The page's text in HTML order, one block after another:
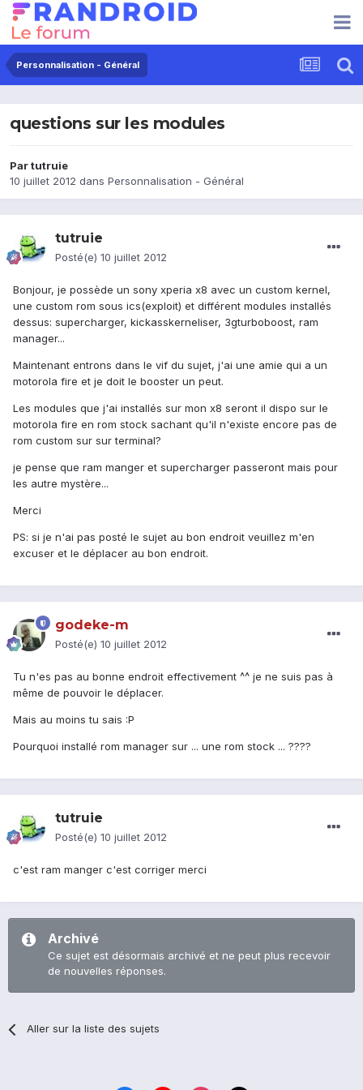
Personnalisation - Général
questions sur les modules
Partutruie
10 juillet 2012 dans Personnalisation - Général
tutruie
Posté(e) 10 juillet 2012
Bonjour, je possède un sony xperia x8 avec un custom kernel,
une custom rom sous ics(exploit) et différent modules installés
dessus: supercharger, kickasskerneliser, 3gturboboost, ram
manager...
Maintenant entrons dans le vif du sujet, j'ai une amie qui a un
motorola fire et je doit le booster un peut.
Les modules que j'ai installés sur mon x8 seront il dispo sur le
motorola fire en rom stock sachant qu'il n'existe encore pas de
rom custom sur sur terminal?
je pense que ram manger et supercharger passeront mais pour
les autre mystère...
Merci
PS: si je n'ai pas posté le sujet au bon endroit veuillez m'en
excuser et le déplacer au bon endroit.
godeke-m
Posté(e) 10 juillet 2012
Tu n'es pas au bonne endroit effectivement ^^ je ne suis pas à
même de pouvoir le déplacer.
Mais au moins tu sais :P
Pourquoi installé rom manager sur ... une rom stock ... ????
tutruie
Posté(e) 10 juillet 2012
c'est ram manger c'est corriger merci
Archivé
Ce sujet est désormais archivé et ne peut plus recevoir
de nouvelles réponses.
Aller sur la liste des sujets